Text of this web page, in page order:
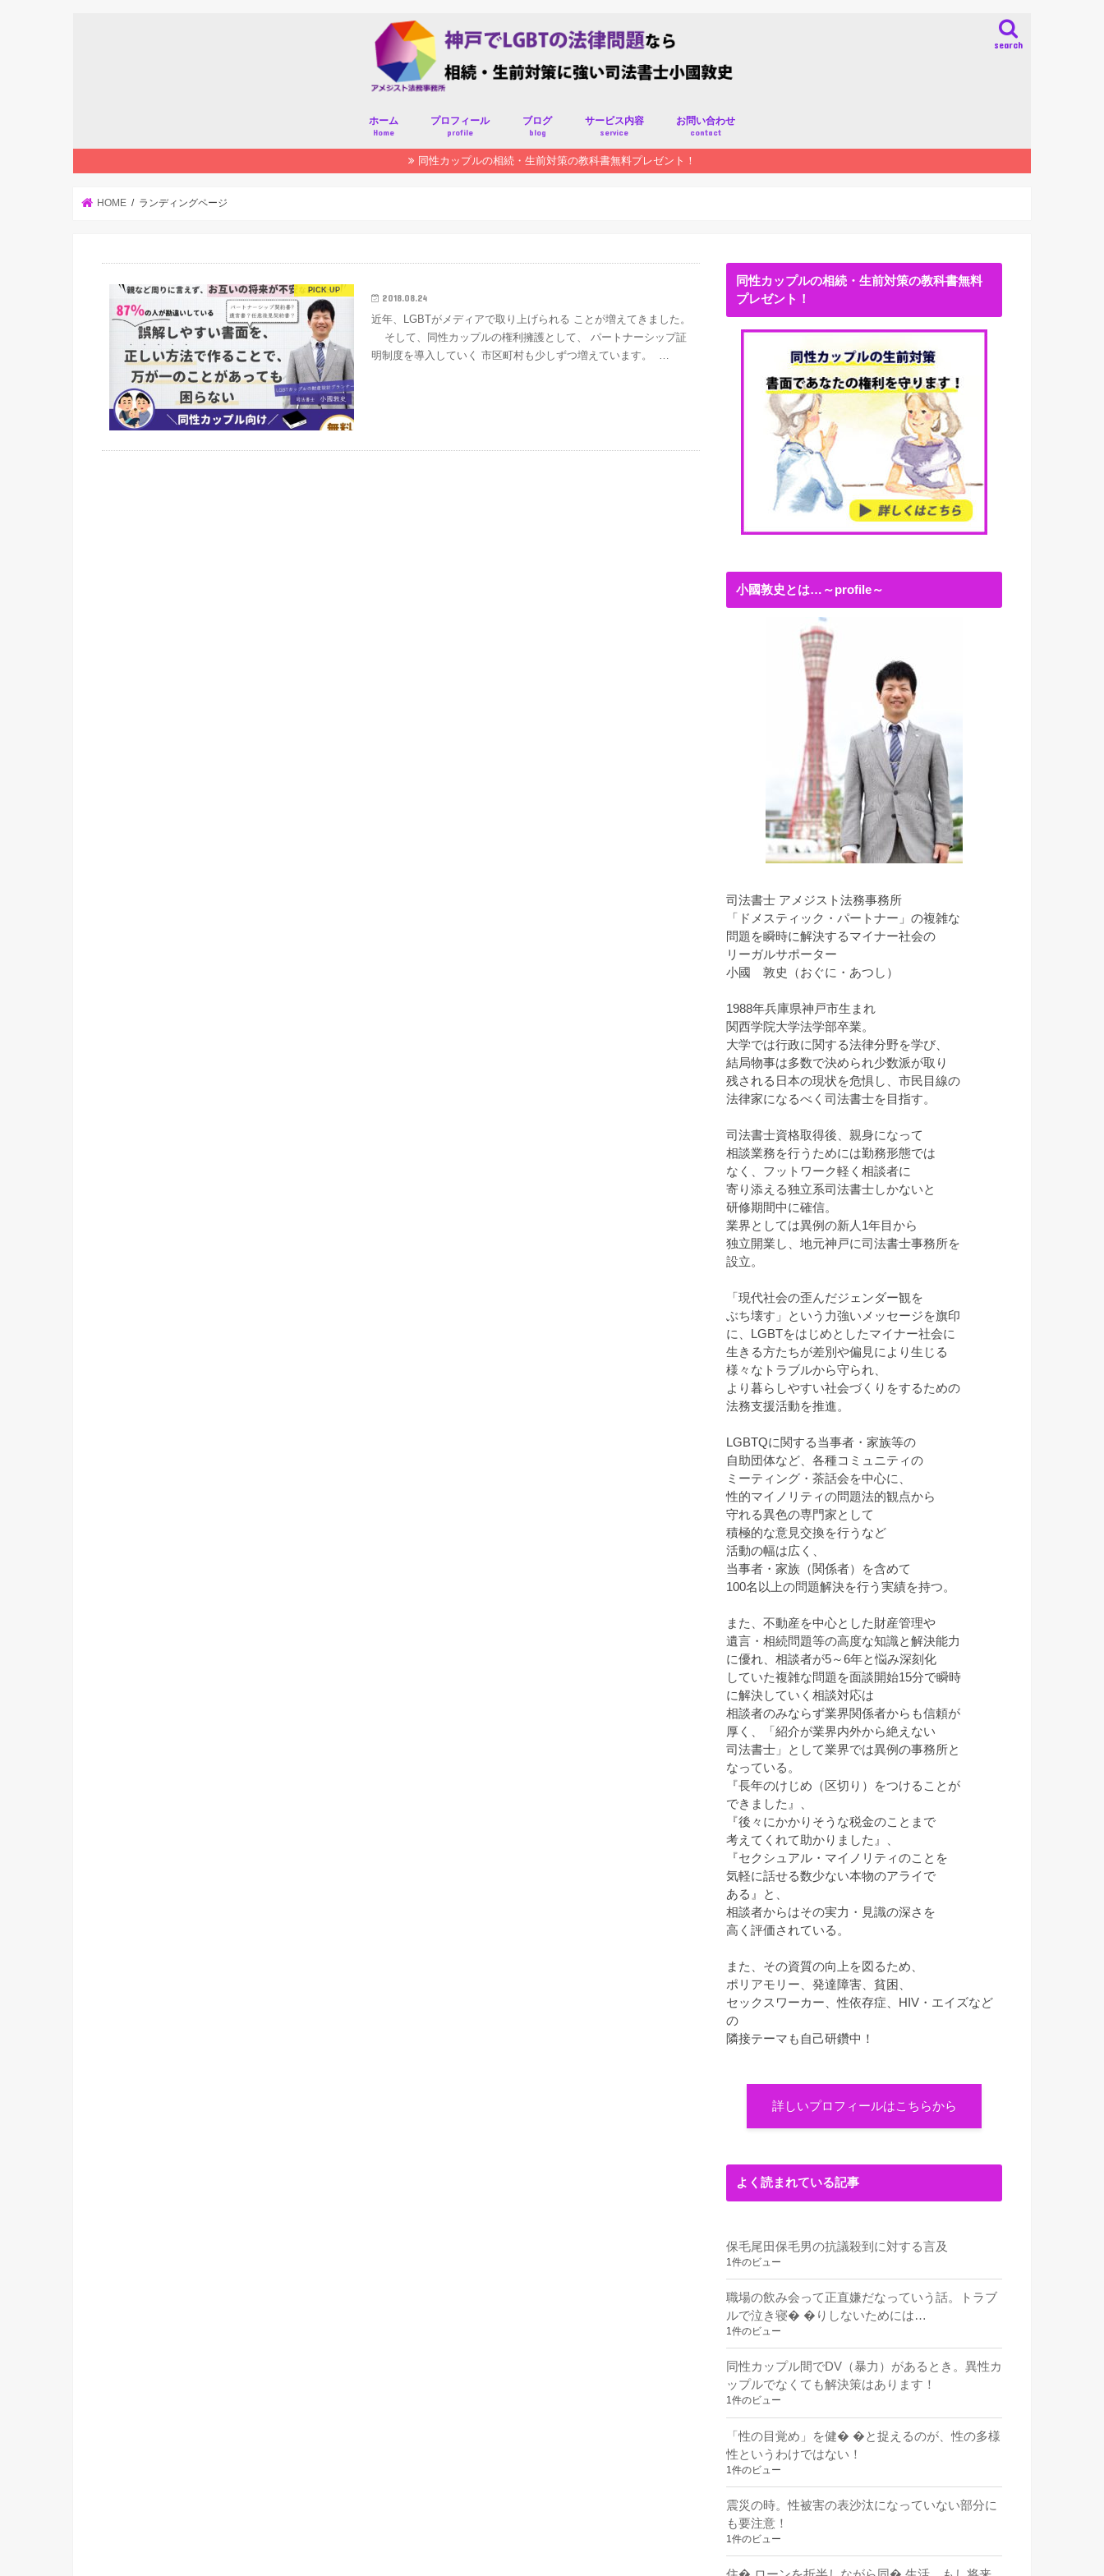
search
ホーム
Home
プロフィール
profile
ブログ
blog
サービス内容
service
お問い合わせ
contact
同性カップルの相続・生前対策の教科書無料プレゼント！
HOME ランディングページ
2018.08.24
近年、LGBTがメディアで取り上げられる ことが増えてきました。
そして、同性カップルの権利擁護として、 パートナーシップ証
明制度を導入していく 市区町村も少しずつ増えています。 …
同性カップルの相続・生前対策の教科書無料
プレゼント！
小國敦史とは…～profile～
司法書士 アメジスト法務事務所
「ドメスティック・パートナー」の複雑な
問題を瞬時に解決するマイナー社会の
リーガルサポーター
小國 敦史（おぐに・あつし）
1988年兵庫県神戸市生まれ
関西学院大学法学部卒業。
大学では行政に関する法律分野を学び、
結局物事は多数で決められ少数派が取り
残される日本の現状を危惧し、市民目線の
法律家になるべく司法書士を目指す。
司法書士資格取得後、親身になって
相談業務を行うためには勤務形態では
なく、フットワーク軽く相談者に
寄り添える独立系司法書士しかないと
研修期間中に確信。
業界としては異例の新人1年目から
独立開業し、地元神戸に司法書士事務所を
設立。
「現代社会の歪んだジェンダー観を
ぶち壊す」という力強いメッセージを旗印
に、LGBTをはじめとしたマイナー社会に
生きる方たちが差別や偏見により生じる
様々なトラブルから守られ、
より暮らしやすい社会づくりをするための
法務支援活動を推進。
LGBTQに関する当事者・家族等の
自助団体など、各種コミュニティの
ミーティング・茶話会を中心に、
性的マイノリティの問題法的観点から
守れる異色の専門家として
積極的な意見交換を行うなど
活動の幅は広く、
当事者・家族（関係者）を含めて
100名以上の問題解決を行う実績を持つ。
また、不動産を中心とした財産管理や
遺言・相続問題等の高度な知識と解決能力
に優れ、相談者が5～6年と悩み深刻化
していた複雑な問題を面談開始15分で瞬時
に解決していく相談対応は
相談者のみならず業界関係者からも信頼が
厚く、「紹介が業界内外から絶えない
司法書士」として業界では異例の事務所と
なっている。
『長年のけじめ（区切り）をつけることが
できました』、
『後々にかかりそうな税金のことまで
考えてくれて助かりました』、
『セクシュアル・マイノリティのことを
気軽に話せる数少ない本物のアライで
ある』と、
相談者からはその実力・見識の深さを
高く評価されている。
また、その資質の向上を図るため、
ポリアモリー、発達障害、貧困、
セックスワーカー、性依存症、HIV・エイズなど
の
隣接テーマも自己研鑽中！
詳しいプロフィールはこちらから
よく読まれている記事
保毛尾田保毛男の抗議殺到に対する言及
1件のビュー
職場の飲み会って正直嫌だなっていう話。トラブ
ルで泣き寝� �りしないためには…
1件のビュー
同性カップル間でDV（暴力）があるとき。異性カ
ップルでなくても解決策はあります！
1件のビュー
「性の目覚め」を健� �と捉えるのが、性の多様
性というわけではない！
1件のビュー
震災の時。性被害の表沙汰になっていない部分に
も要注意！
1件のビュー